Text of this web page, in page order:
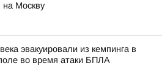
на Москву
эвакуировали из кемпинга в
во время атаки БПЛА